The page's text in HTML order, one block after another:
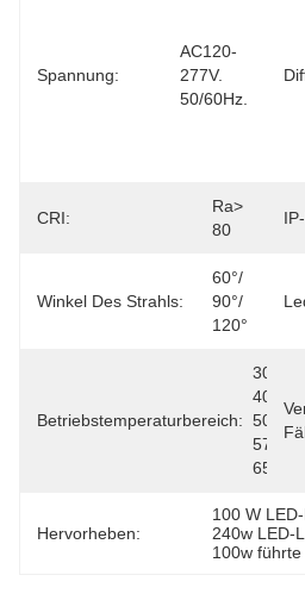
Spannung:
AC120-
277V.
50/60Hz.
CRI:
Ra>
80
Winkel Des Strahls:
60°/
90°/
120°
Betriebstemperaturbereich:
3000K/
4000K/
5000K/
5700K/
6500K
Hervorheben:
100 W
240w LED-
100w